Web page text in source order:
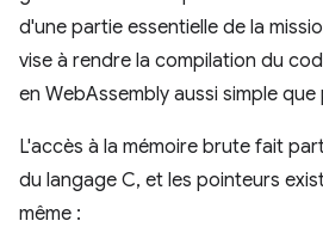
d'une partie essentielle de la
vise à rendre la compilation du
en WebAssembly aussi simple que
L'accès à la mémoire brute fait
du langage C, et les pointeurs
même :